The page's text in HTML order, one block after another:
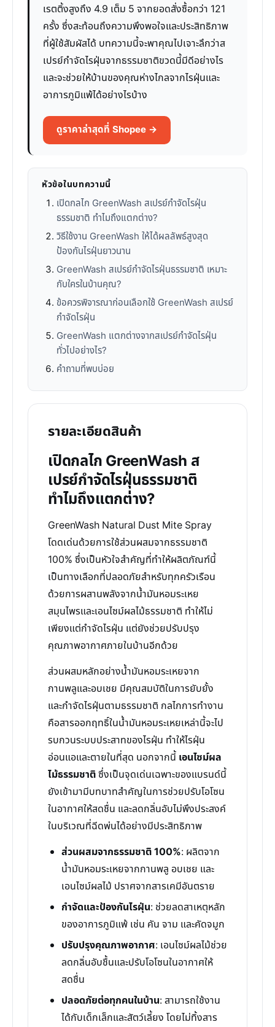
เรตติ้งสูงถึง 4.9 เต็ม 5 จากยอดสั่งซื้อกว่า 121
ครั้ง ซึ่งสะท้อนถึงความพึงพอใจและประสิทธิภาพ
ที่ผู้ใช้สัมผัสได้ บทความนี้จะพาคุณไปเจาะลึกว่าส
เปรย์กำจัดไรฝุ่นจากธรรมชาติขวดนี้มีดีอย่างไร
และจะช่วยให้บ้านของคุณห่างไกลจากไรฝุ่นและ
อาการภูมิแพ้ได้อย่างไรบ้าง
ดูราคาล่าสุดที่ Shopee →
หัวข้อในบทความนี้
เปิดกลไก GreenWash สเปรย์กำจัดไรฝุ่น
ธรรมชาติ ทำไมถึงแตกต่าง?
วิธีใช้งาน GreenWash ให้ได้ผลลัพธ์สูงสุด
ป้องกันไรฝุ่นยาวนาน
GreenWash สเปรย์กำจัดไรฝุ่นธรรมชาติ เหมาะ
กับใครในบ้านคุณ?
ข้อควรพิจารณาก่อนเลือกใช้ GreenWash สเปรย์
กำจัดไรฝุ่น
GreenWash แตกต่างจากสเปรย์กำจัดไรฝุ่น
ทั่วไปอย่างไร?
คำถามที่พบบ่อย
รายละเอียดสินค้า
เปิดกลไก GreenWash ส
เปรย์กำจัดไรฝุ่นธรรมชาติ
ทำไมถึงแตกต่าง?
GreenWash Natural Dust Mite Spray
โดดเด่นด้วยการใช้ส่วนผสมจากธรรมชาติ
100% ซึ่งเป็นหัวใจสำคัญที่ทำให้ผลิตภัณฑ์นี้
เป็นทางเลือกที่ปลอดภัยสำหรับทุกครัวเรือน
ด้วยการผสานพลังจากน้ำมันหอมระเหย
สมุนไพรและเอนไซม์ผลไม้ธรรมชาติ ทำให้ไม่
เพียงแต่กำจัดไรฝุ่น แต่ยังช่วยปรับปรุง
คุณภาพอากาศภายในบ้านอีกด้วย
ส่วนผสมหลักอย่างน้ำมันหอมระเหยจาก
กานพลูและอบเชย มีคุณสมบัติในการยับยั้ง
และกำจัดไรฝุ่นตามธรรมชาติ กลไกการทำงาน
คือสารออกฤทธิ์ในน้ำมันหอมระเหยเหล่านี้จะไป
รบกวนระบบประสาทของไรฝุ่น ทำให้ไรฝุ่น
อ่อนแอและตายในที่สุด นอกจากนี้ เอนไซม์ผล
ไม้ธรรมชาติซึ่งเป็นจุดเด่นเฉพาะของแบรนด์นี้
ยังเข้ามามีบทบาทสำคัญในการช่วยปรับโอโซน
ในอากาศให้สดชื่น และลดกลิ่นอับไม่พึงประสงค์
ในบริเวณที่ฉีดพ่นได้อย่างมีประสิทธิภาพ
ส่วนผสมจากธรรมชาติ 100%: ผลิตจาก
น้ำมันหอมระเหยจากกานพลู อบเชย และ
เอนไซม์ผลไม้ ปราศจากสารเคมีอันตราย
กำจัดและป้องกันไรฝุ่น: ช่วยลดสาเหตุหลัก
ของอาการภูมิแพ้ เช่น คัน จาม และคัดจมูก
ปรับปรุงคุณภาพอากาศ: เอนไซม์ผลไม้ช่วย
ลดกลิ่นอับชื้นและปรับโอโซนในอากาศให้
สดชื่น
ปลอดภัยต่อทุกคนในบ้าน: สามารถใช้งาน
ได้กับเด็กเล็กและสัตว์เลี้ยง โดยไม่ทิ้งสาร